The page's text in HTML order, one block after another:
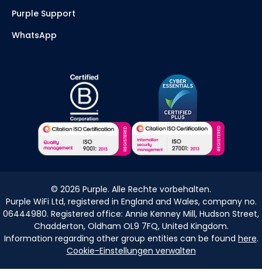
Purple Support
WhatsApp
© 2026 Purple. Alle Rechte vorbehalten.
Purple WiFi Ltd, registered in England and Wales, company no.
06444980. Registered office: Annie Kenney Mill, Hudson Street,
Chadderton, Oldham OL9 7FQ, United Kingdom.
Information regarding other group entities can be found here.
Cookie-Einstellungen verwalten